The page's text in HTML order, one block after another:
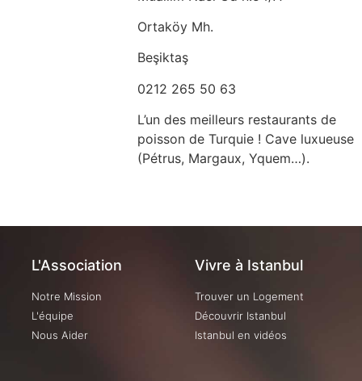
Ortaköy Mh.
Beşiktaş
0212 265 50 63
L’un des meilleurs restaurants de
poisson de Turquie ! Cave luxueuse
(Pétrus, Margaux, Yquem…).
L'Association
Notre Mission
L'équipe
Nous Aider
Vivre à Istanbul
Trouver un Logement
Découvrir Istanbul
Istanbul en vidéos